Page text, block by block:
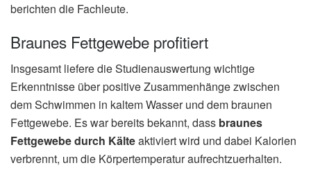
berichten die Fachleute.
Braunes Fettgewebe profitiert
Insgesamt liefere die Studienauswertung wichtige
Erkenntnisse über positive Zusammenhänge zwischen
dem Schwimmen in kaltem Wasser und dem braunen
Fettgewebe. Es war bereits bekannt, dass braunes
Fettgewebe durch Kälteaktiviert wird und dabei Kalorien
verbrennt, um die Körpertemperatur aufrechtzuerhalten.